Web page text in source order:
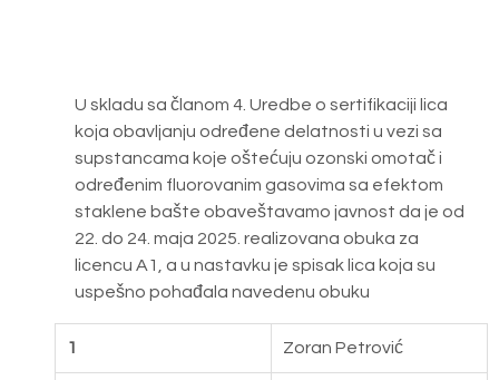
U skladu sa članom 4. Uredbe o sertifikaciji lica
koja obavljanju određene delatnosti u vezi sa
supstancama koje oštećuju ozonski omotač i
određenim fluorovanim gasovima sa efektom
staklene bašte obaveštavamo javnost da je od
22. do 24. maja 2025. realizovana obuka za
licencu A1, a u nastavku je spisak lica koja su
uspešno pohađala navedenu obuku
1 Zoran Petrović